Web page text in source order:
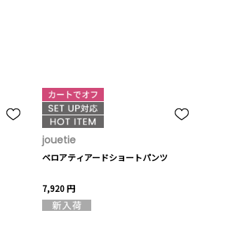
jouetie
ベロアティアードショートパンツ
7,920 円